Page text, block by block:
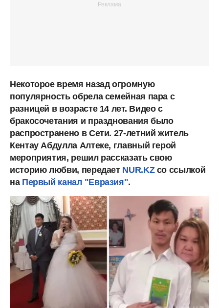
Некоторое время назад огромную
популярность обрела семейная пара с
разницей в возрасте 14 лет. Видео с
бракосочетания и празднования было
распространено в Сети. 27-летний житель
Кентау Абдулла Алтеке, главный герой
мероприятия, решил рассказать свою
историю любви, передает NUR.KZсо ссылкой
на Первый канал "Евразия".